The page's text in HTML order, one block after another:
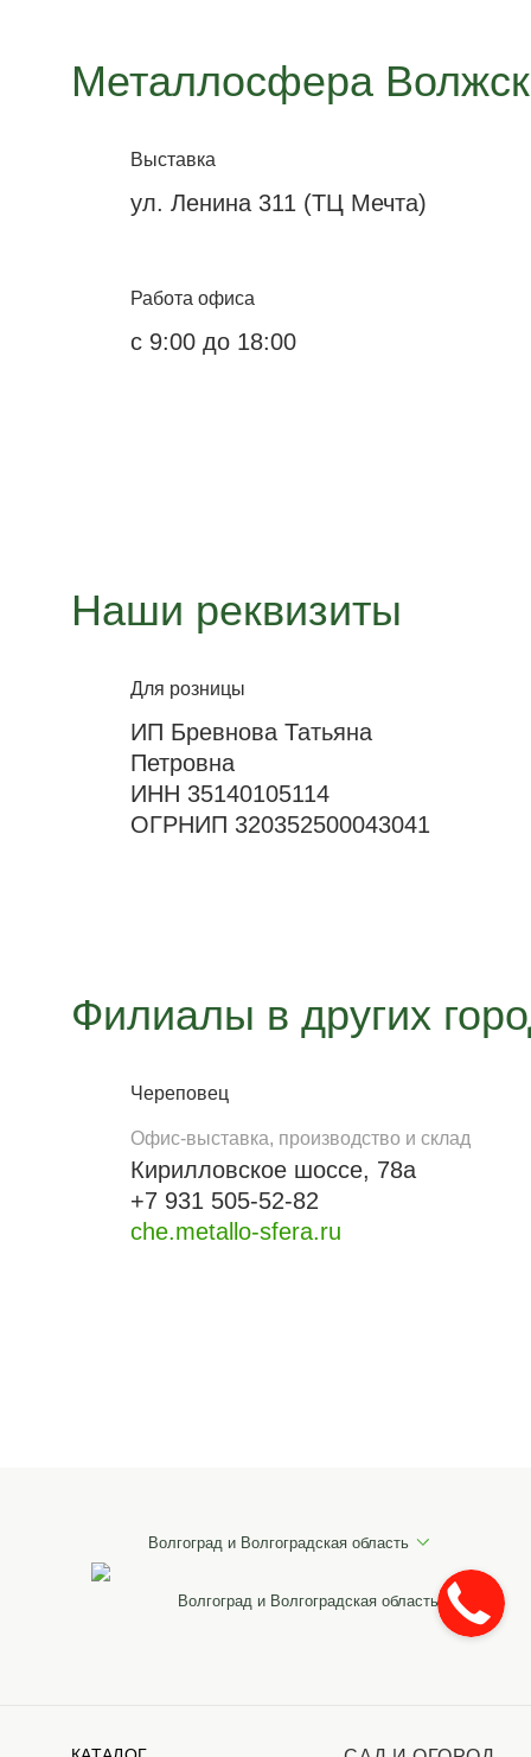
Металлосфера
Выставка
ул. Ленина 311 (ТЦ Мечта)
Работа офиса
с 9:00 до 18:00
Наши реквизиты
Для розницы
ИП Бревнова Татьяна
Петровна
ИНН 35140105114
ОГРНИП 320352500043041
Филиалы в других
Череповец
Офис-выставка, производство и склад
Кирилловское шоссе, 78а
+7 931 505-52-82
che.metallo-sfera.ru
Волгоград и Волгоградская область
Волгоград и Волгоградская область